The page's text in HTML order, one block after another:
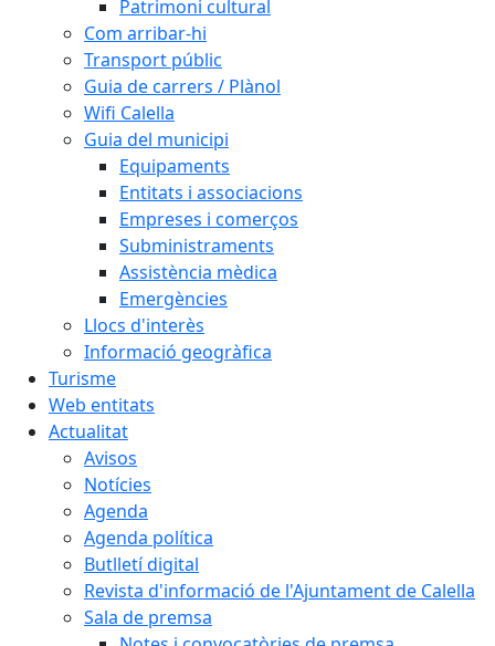
Patrimoni cultural
Com arribar-hi
Transport públic
Guia de carrers / Plànol
Wifi Calella
Guia del municipi
Equipaments
Entitats i associacions
Empreses i comerços
Subministraments
Assistència mèdica
Emergències
Llocs d'interès
Informació geogràfica
Turisme
Web entitats
Actualitat
Avisos
Notícies
Agenda
Agenda política
Butlletí digital
Revista d'informació de l'Ajuntament de Calella
Sala de premsa